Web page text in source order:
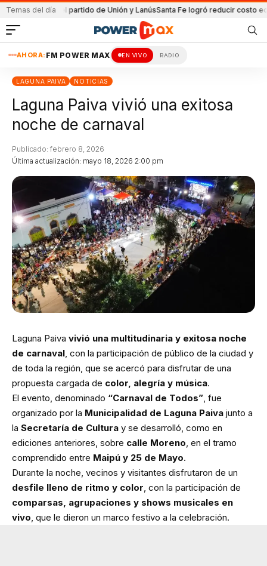
Temas del día
en el partido de Unión y LanúsSanta Fe logró reducir costo
AHORA: FM POWER MAX EN VIVO RADIO
LAGUNA PAIVA NOTICIAS
Laguna Paiva vivió una exitosa
noche de carnaval
Última actualización: mayo 18, 2026 2:00 pm
Publicado: febrero 8, 2026
Laguna Paiva vivió una multitudinaria y exitosa noche
de carnaval, con la participación de público de la ciudad y
de toda la región, que se acercó para disfrutar de una
propuesta cargada de color, alegría y música.
El evento, denominado “Carnaval de Todos”, fue
organizado por la Municipalidad de Laguna Paiva junto a
la Secretaría de Cultura y se desarrolló, como en
ediciones anteriores, sobre calle Moreno, en el tramo
comprendido entre Maipú y 25 de Mayo.
Durante la noche, vecinos y visitantes disfrutaron de un
desfile lleno de ritmo y color, con la participación de
comparsas, agrupaciones y shows musicales en
vivo, que le dieron un marco festivo a la celebración.